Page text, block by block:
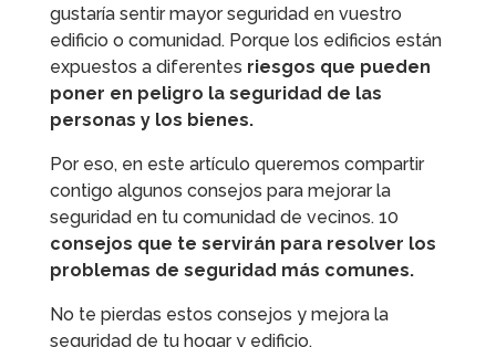
gustaría sentir mayor seguridad en vuestro
edificio o comunidad. Porque los edificios están
expuestos a diferentes riesgos que pueden
poner en peligro la seguridad de las
personas y los bienes.
Por eso, en este artículo queremos compartir
contigo algunos consejos para mejorar la
seguridad en tu comunidad de vecinos. 10
consejos que te servirán para resolver los
problemas de seguridad más comunes.
No te pierdas estos consejos y mejora la
seguridad de tu hogar y edificio.